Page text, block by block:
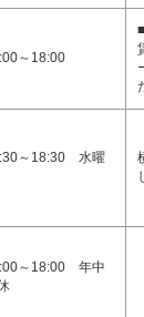
～18:00
～18:30 水曜
～18:00 年中